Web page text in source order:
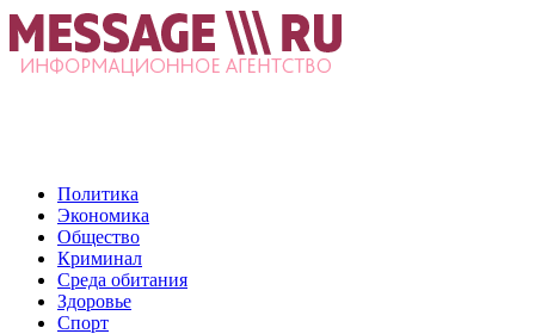
Политика
Экономика
Общество
Криминал
Среда обитания
Здоровье
Спорт